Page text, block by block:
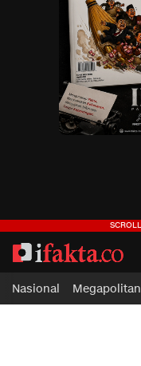
ifakta.co
#pastibenar
Nasional Megapolitan